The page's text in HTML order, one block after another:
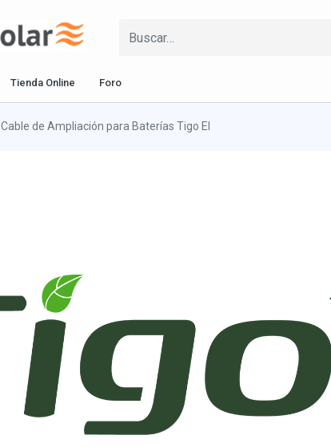
Tienda Online Foro
Cable de Ampliación para Baterías Tigo EI